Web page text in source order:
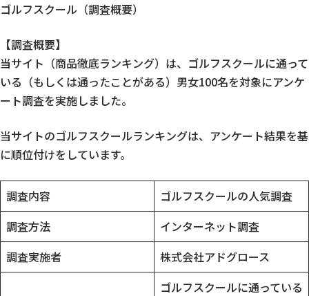
ゴルフスクール（調査概要）
【調査概要】
当サイト（商品徹底ランキング）は、ゴルフスクールに通って
いる（もしくは通ったことがある）男女100名を対象にアンケ
ート調査を実施しました。
当サイトのゴルフスクールランキングは、アンケート結果を基
に順位付けをしています。
調査内容
ゴルフスクールの人気調査
調査方法
インターネット調査
調査実施者
株式会社アドグロース
ゴルフスクールに通っている